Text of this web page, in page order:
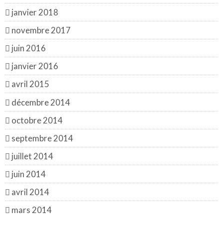
janvier 2018
novembre 2017
juin 2016
janvier 2016
avril 2015
décembre 2014
octobre 2014
septembre 2014
juillet 2014
juin 2014
avril 2014
mars 2014